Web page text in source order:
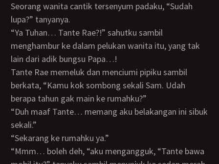
Seorang wanita cantik tersenyum padaku, “Sudah
lupa?” tanyanya.
“Ya Tuhan… Tante Rae?!” sahutku sambil
menghambur ke dalam pelukan wanita itu, yang tak
lain dari adik bungsu Papa…!
Tante Rae memeluk dan menciumi pipiku sambil
berkata, “Kamu kok sombong sekali Sam. Udah
berapa tahun gak main ke rumahku?”
“Duh maaf Tante… memang aku belakangan ini sibuk
sekali.”
“Sekarang ke rumahku ya.”
“Mmm… boleh deh, “aku mengangguk, “Tante bawa